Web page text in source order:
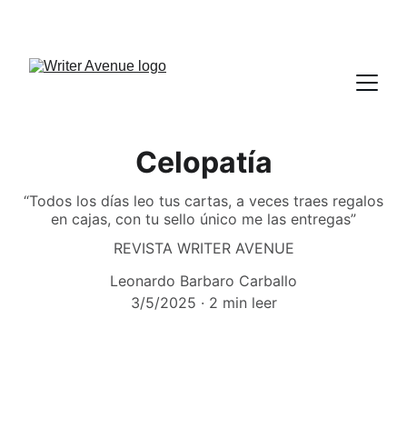
Celopatía
“Todos los días leo tus cartas, a veces traes regalos
en cajas, con tu sello único me las entregas”
REVISTA WRITER AVENUE
Leonardo Barbaro Carballo
3/5/2025
2 min leer